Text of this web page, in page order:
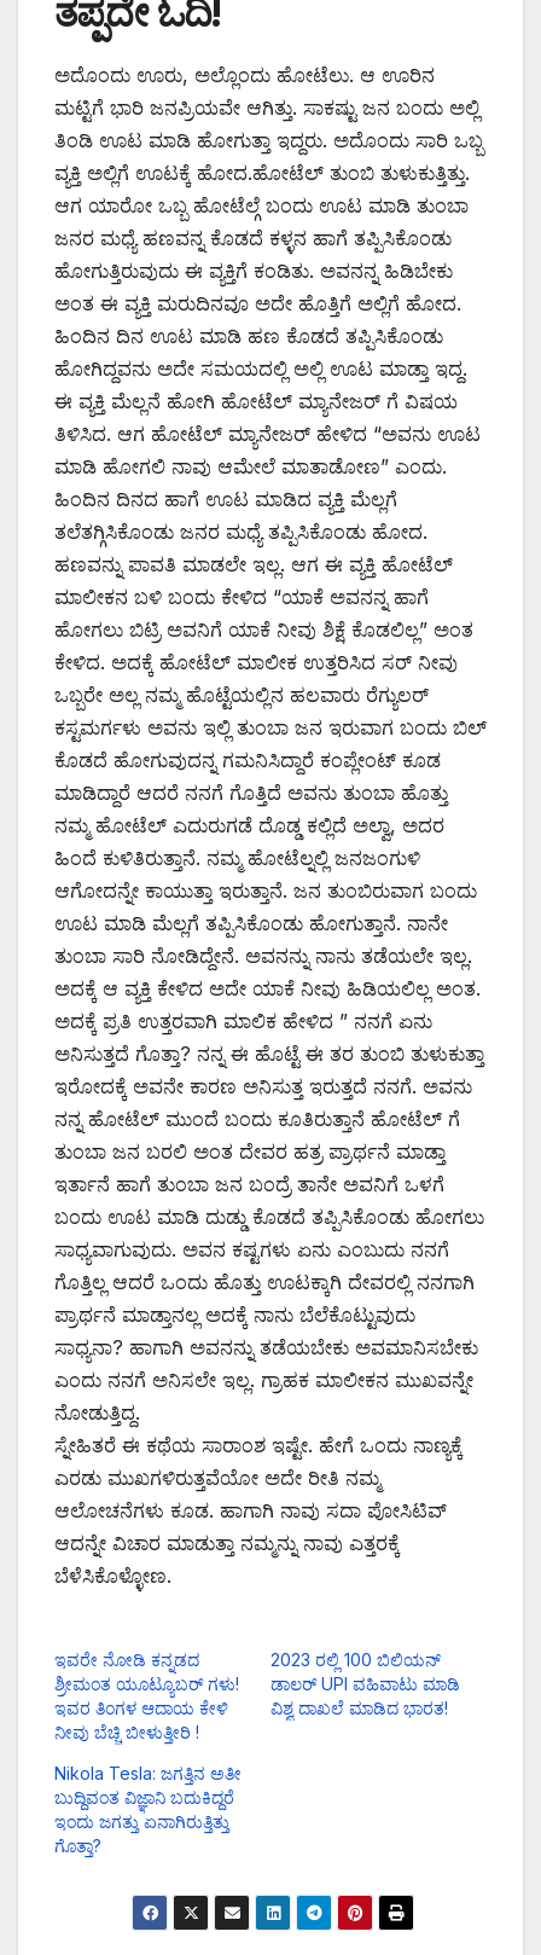
ತಪ್ಪದೇ ಓದಿ!
ಅದೊಂದು ಊರು, ಅಲ್ಲೊಂದು ಹೋಟೆಲು. ಆ ಊರಿನ
ಮಟ್ಟಿಗೆ ಭಾರಿ ಜನಪ್ರಿಯವೇ ಆಗಿತ್ತು. ಸಾಕಷ್ಟು ಜನ ಬಂದು ಅಲ್ಲಿ
ತಿಂಡಿ ಊಟ ಮಾಡಿ ಹೋಗುತ್ತಾ ಇದ್ದರು. ಅದೊಂದು ಸಾರಿ ಒಬ್ಬ
ವ್ಯಕ್ತಿ ಅಲ್ಲಿಗೆ ಊಟಕ್ಕೆ ಹೋದ.ಹೋಟೆಲ್ ತುಂಬಿ ತುಳುಕುತ್ತಿತ್ತು.
ಆಗ ಯಾರೋ ಒಬ್ಬ ಹೋಟೆಲ್ಗೆ ಬಂದು ಊಟ ಮಾಡಿ ತುಂಬಾ
ಜನರ ಮಧ್ಯೆ ಹಣವನ್ನ ಕೊಡದೆ ಕಳ್ಳನ ಹಾಗೆ ತಪ್ಪಿಸಿಕೊಂಡು
ಹೋಗುತ್ತಿರುವುದು ಈ ವ್ಯಕ್ತಿಗೆ ಕಂಡಿತು. ಅವನನ್ನ ಹಿಡಿಬೇಕು
ಅಂತ ಈ ವ್ಯಕ್ತಿ ಮರುದಿನವೂ ಅದೇ ಹೊತ್ತಿಗೆ ಅಲ್ಲಿಗೆ ಹೋದ.
ಹಿಂದಿನ ದಿನ ಊಟ ಮಾಡಿ ಹಣ ಕೊಡದೆ ತಪ್ಪಿಸಿಕೊಂಡು
ಹೋಗಿದ್ದವನು ಅದೇ ಸಮಯದಲ್ಲಿ ಅಲ್ಲಿ ಊಟ ಮಾಡ್ತಾ ಇದ್ದ.
ಈ ವ್ಯಕ್ತಿ ಮೆಲ್ಲನೆ ಹೋಗಿ ಹೋಟೆಲ್ ಮ್ಯಾನೇಜರ್ ಗೆ ವಿಷಯ
ತಿಳಿಸಿದ. ಆಗ ಹೋಟೆಲ್ ಮ್ಯಾನೇಜರ್ ಹೇಳಿದ “ಅವನು ಊಟ
ಮಾಡಿ ಹೋಗಲಿ ನಾವು ಆಮೇಲೆ ಮಾತಾಡೋಣ” ಎಂದು.
ಹಿಂದಿನ ದಿನದ ಹಾಗೆ ಊಟ ಮಾಡಿದ ವ್ಯಕ್ತಿ ಮೆಲ್ಲಗೆ
ತಲೆತಗ್ಗಿಸಿಕೊಂಡು ಜನರ ಮಧ್ಯೆ ತಪ್ಪಿಸಿಕೊಂಡು ಹೋದ.
ಹಣವನ್ನು ಪಾವತಿ ಮಾಡಲೇ ಇಲ್ಲ. ಆಗ ಈ ವ್ಯಕ್ತಿ ಹೋಟೆಲ್
ಮಾಲೀಕನ ಬಳಿ ಬಂದು ಕೇಳಿದ “ಯಾಕೆ ಅವನನ್ನ ಹಾಗೆ
ಹೋಗಲು ಬಿಟ್ರಿ ಅವನಿಗೆ ಯಾಕೆ ನೀವು ಶಿಕ್ಷೆ ಕೊಡಲಿಲ್ಲ” ಅಂತ
ಕೇಳಿದ. ಅದಕ್ಕೆ ಹೋಟೆಲ್ ಮಾಲೀಕ ಉತ್ತರಿಸಿದ ಸರ್ ನೀವು
ಒಬ್ಬರೇ ಅಲ್ಲ ನಮ್ಮ ಹೊಟ್ಟೆಯಲ್ಲಿನ ಹಲವಾರು ರೆಗ್ಯುಲರ್
ಕಸ್ಟಮರ್ಗಳು ಅವನು ಇಲ್ಲಿ ತುಂಬಾ ಜನ ಇರುವಾಗ ಬಂದು ಬಿಲ್
ಕೊಡದೆ ಹೋಗುವುದನ್ನ ಗಮನಿಸಿದ್ದಾರೆ ಕಂಪ್ಲೇಂಟ್ ಕೂಡ
ಮಾಡಿದ್ದಾರೆ ಆದರೆ ನನಗೆ ಗೊತ್ತಿದೆ ಅವನು ತುಂಬಾ ಹೊತ್ತು
ನಮ್ಮ ಹೋಟೆಲ್ ಎದುರುಗಡೆ ದೊಡ್ಡ ಕಲ್ಲಿದೆ ಅಲ್ವಾ, ಅದರ
ಹಿಂದೆ ಕುಳಿತಿರುತ್ತಾನೆ. ನಮ್ಮ ಹೋಟೆಲ್ನಲ್ಲಿ ಜನಜಂಗುಳಿ
ಆಗೋದನ್ನೇ ಕಾಯುತ್ತಾ ಇರುತ್ತಾನೆ. ಜನ ತುಂಬಿರುವಾಗ ಬಂದು
ಊಟ ಮಾಡಿ ಮೆಲ್ಲಗೆ ತಪ್ಪಿಸಿಕೊಂಡು ಹೋಗುತ್ತಾನೆ. ನಾನೇ
ತುಂಬಾ ಸಾರಿ ನೋಡಿದ್ದೇನೆ. ಅವನನ್ನು ನಾನು ತಡೆಯಲೇ ಇಲ್ಲ.
ಅದಕ್ಕೆ ಆ ವ್ಯಕ್ತಿ ಕೇಳಿದ ಅದೇ ಯಾಕೆ ನೀವು ಹಿಡಿಯಲಿಲ್ಲ ಅಂತ.
ಅದಕ್ಕೆ ಪ್ರತಿ ಉತ್ತರವಾಗಿ ಮಾಲಿಕ ಹೇಳಿದ ” ನನಗೆ ಏನು
ಅನಿಸುತ್ತದೆ ಗೊತ್ತಾ? ನನ್ನ ಈ ಹೊಟ್ಟೆ ಈ ತರ ತುಂಬಿ ತುಳುಕುತ್ತಾ
ಇರೋದಕ್ಕೆ ಅವನೇ ಕಾರಣ ಅನಿಸುತ್ತ ಇರುತ್ತದೆ ನನಗೆ. ಅವನು
ನನ್ನ ಹೋಟೆಲ್ ಮುಂದೆ ಬಂದು ಕೂತಿರುತ್ತಾನೆ ಹೋಟೆಲ್ ಗೆ
ತುಂಬಾ ಜನ ಬರಲಿ ಅಂತ ದೇವರ ಹತ್ರ ಪ್ರಾರ್ಥನೆ ಮಾಡ್ತಾ
ಇರ್ತಾನೆ ಹಾಗೆ ತುಂಬಾ ಜನ ಬಂದ್ರೆ ತಾನೇ ಅವನಿಗೆ ಒಳಗೆ
ಬಂದು ಊಟ ಮಾಡಿ ದುಡ್ಡು ಕೊಡದೆ ತಪ್ಪಿಸಿಕೊಂಡು ಹೋಗಲು
ಸಾಧ್ಯವಾಗುವುದು. ಅವನ ಕಷ್ಟಗಳು ಏನು ಎಂಬುದು ನನಗೆ
ಗೊತ್ತಿಲ್ಲ ಆದರೆ ಒಂದು ಹೊತ್ತು ಊಟಕ್ಕಾಗಿ ದೇವರಲ್ಲಿ ನನಗಾಗಿ
ಪ್ರಾರ್ಥನೆ ಮಾಡ್ತಾನಲ್ಲ ಅದಕ್ಕೆ ನಾನು ಬೆಲೆಕೊಟ್ಟುವುದು
ಸಾಧ್ಯನಾ? ಹಾಗಾಗಿ ಅವನನ್ನು ತಡೆಯಬೇಕು ಅವಮಾನಿಸಬೇಕು
ಎಂದು ನನಗೆ ಅನಿಸಲೇ ಇಲ್ಲ. ಗ್ರಾಹಕ ಮಾಲೀಕನ ಮುಖವನ್ನೇ
ನೋಡುತ್ತಿದ್ದ.
ಸ್ನೇಹಿತರೆ ಈ ಕಥೆಯ ಸಾರಾಂಶ ಇಷ್ಟೇ. ಹೇಗೆ ಒಂದು ನಾಣ್ಯಕ್ಕೆ
ಎರಡು ಮುಖಗಳಿರುತ್ತವೆಯೋ ಅದೇ ರೀತಿ ನಮ್ಮ
ಆಲೋಚನೆಗಳು ಕೂಡ. ಹಾಗಾಗಿ ನಾವು ಸದಾ ಪೋಸಿಟಿವ್
ಆದನ್ನೇ ವಿಚಾರ ಮಾಡುತ್ತಾ ನಮ್ಮನ್ನು ನಾವು ಎತ್ತರಕ್ಕೆ
ಬೆಳೆಸಿಕೊಳ್ಳೋಣ.
ಇವರೇ ನೋಡಿ ಕನ್ನಡದ
ಶ್ರೀಮಂತ ಯೂಟ್ಯೂಬರ್ ಗಳು!
ಇವರ ತಿಂಗಳ ಆದಾಯ ಕೇಳಿ
ನೀವು ಬೆಚ್ಚಿ ಬೀಳುತ್ತೀರಿ !
2023 ರಲ್ಲಿ 100 ಬಿಲಿಯನ್
ಡಾಲರ್ UPI ವಹಿವಾಟು ಮಾಡಿ
ವಿಶ್ವ ದಾಖಲೆ ಮಾಡಿದ ಭಾರತ!
Nikola Tesla: ಜಗತ್ತಿನ ಅತೀ
ಬುದ್ದಿವಂತ ವಿಜ್ಞಾನಿ ಬದುಕಿದ್ದರೆ
ಇಂದು ಜಗತ್ತು ಏನಾಗಿರುತ್ತಿತ್ತು
ಗೊತ್ತಾ?